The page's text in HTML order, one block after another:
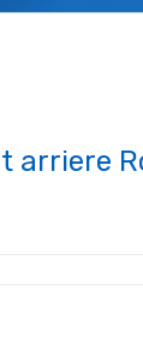
arriere